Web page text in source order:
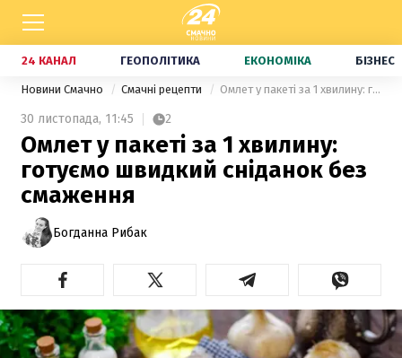
24 КАНАЛ ГЕОПОЛІТИКА ЕКОНОМІКА БІЗНЕС
Новини Смачно Смачні рецепти Омлет у пакеті за 1 хвилину: готуємо швидкий сніданок без смаження
30 листопада, 11:45 2
Омлет у пакеті за 1 хвилину:
готуємо швидкий сніданок без
смаження
Богданна Рибак